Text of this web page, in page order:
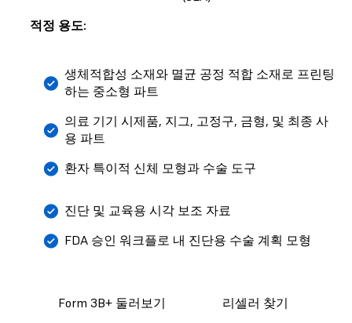
적정 용도:
생체적합성 소재와 멸균 공정 적합 소재로 프린팅
하는 중소형 파트
의료 기기 시제품, 지그, 고정구, 금형, 및 최종 사
용 파트
환자 특이적 신체 모형과 수술 도구
진단 및 교육용 시각 보조 자료
FDA 승인 워크플로 내 진단용 수술 계획 모형
Form 3B+ 둘러보기
리셀러 찾기